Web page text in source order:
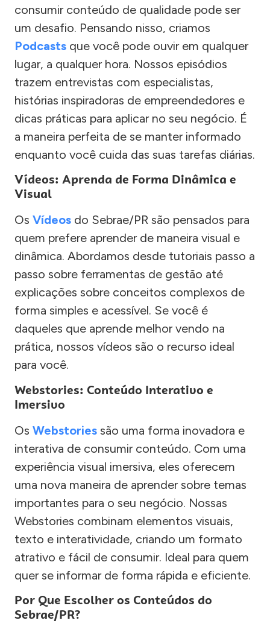
consumir conteúdo de qualidade pode ser
um desafio. Pensando nisso, criamos
Podcasts que você pode ouvir em qualquer
lugar, a qualquer hora. Nossos episódios
trazem entrevistas com especialistas,
histórias inspiradoras de empreendedores e
dicas práticas para aplicar no seu negócio. É
a maneira perfeita de se manter informado
enquanto você cuida das suas tarefas diárias.
Vídeos: Aprenda de Forma Dinâmica e
Visual
Os Vídeos do Sebrae/PR são pensados para
quem prefere aprender de maneira visual e
dinâmica. Abordamos desde tutoriais passo a
passo sobre ferramentas de gestão até
explicações sobre conceitos complexos de
forma simples e acessível. Se você é
daqueles que aprende melhor vendo na
prática, nossos vídeos são o recurso ideal
para você.
Webstories: Conteúdo Interativo e
Imersivo
Os Webstories são uma forma inovadora e
interativa de consumir conteúdo. Com uma
experiência visual imersiva, eles oferecem
uma nova maneira de aprender sobre temas
importantes para o seu negócio. Nossas
Webstories combinam elementos visuais,
texto e interatividade, criando um formato
atrativo e fácil de consumir. Ideal para quem
quer se informar de forma rápida e eficiente.
Por Que Escolher os Conteúdos do
Sebrae/PR?